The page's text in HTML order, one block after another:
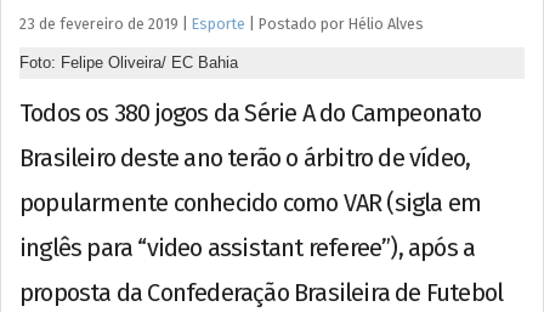
23 de fevereiro de 2019 Esporte Postado por Hélio Alves
Foto: Felipe Oliveira/ EC Bahia
Todos os 380 jogos da Série A do Campeonato
Brasileiro deste ano terão o árbitro de vídeo,
popularmente conhecido como VAR (sigla em
inglês para “video assistant referee”), após a
proposta da Confederação Brasileira de Futebol